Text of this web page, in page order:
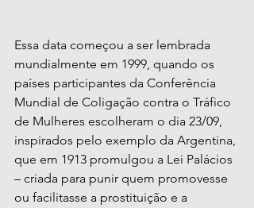
Essa data começou a ser lembrada
mundialmente em 1999, quando os
países participantes da Conferência
Mundial de Coligação contra o Tráfico
de Mulheres escolheram o dia 23/09,
inspirados pelo exemplo da Argentina,
que em 1913 promulgou a Lei Palácios
– criada para punir quem promovesse
ou facilitasse a prostituição e a